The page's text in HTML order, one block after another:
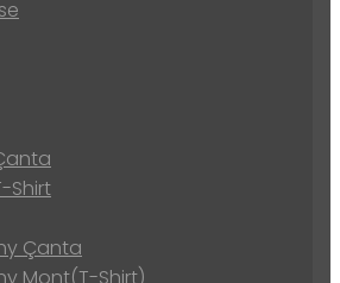
Shirt
Çanta
Mont(T-Shirt)